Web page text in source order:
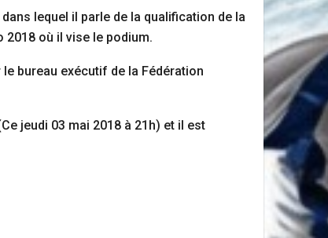
lequel il parle de la qualification de la
2018 où il vise le podium.
bureau exécutif de la Fédération
jeudi 03 mai 2018 à 21h) et il est